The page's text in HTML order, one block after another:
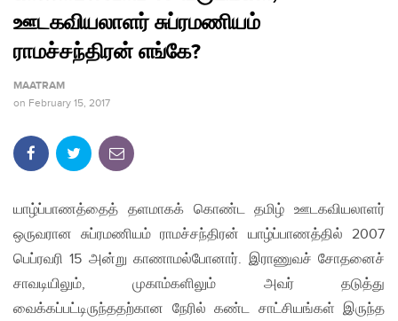
ஊடகவியலாளர் சுப்ரமணியம்
ராமச்சந்திரன் எங்கே?
MAATRAM
on February 15, 2017
யாழ்ப்பாணத்தைத் தளமாகக் கொண்ட தமிழ் ஊடகவியலாளர்
ஒருவரான சுப்ரமணியம் ராமச்சந்திரன் யாழ்ப்பாணத்தில் 2007
பெப்ரவரி 15 அன்று காணாமல்போனார். இராணுவச் சோதனைச்
சாவடியிலும், முகாம்களிலும் அவர் தடுத்து
வைக்கப்பட்டிருந்ததற்கான நேரில் கண்ட சாட்சியங்கள் இருந்த